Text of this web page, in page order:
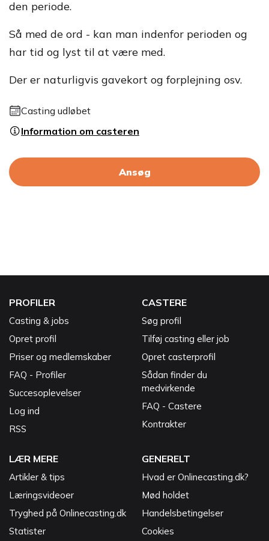
den periode.
Så med de ord - kan man indenfor perioden og
har tid og lyst til at være med.
Der er naturligvis gavekort og forplejning osv.
Casting udløbet
Information om casteren
Ansøg
PROFILER
Casting & jobs
Opret profil
Priser og medlemskaber
FAQ - Profiler
Succesoplevelser
Log ind
RSS
CASTERE
Søg profil
Tilføj casting eller job
Opret casterprofil
Sådan finder du
medvirkende
FAQ - Castere
Kontrakter
LÆR MERE
Artikler & tips
Læringsvideoer
Tryghed på Onlinecasting.dk
Statister
GENERELT
Hvad er Onlinecasting.dk?
Mød holdet
Handelsbetingelser
Cookies